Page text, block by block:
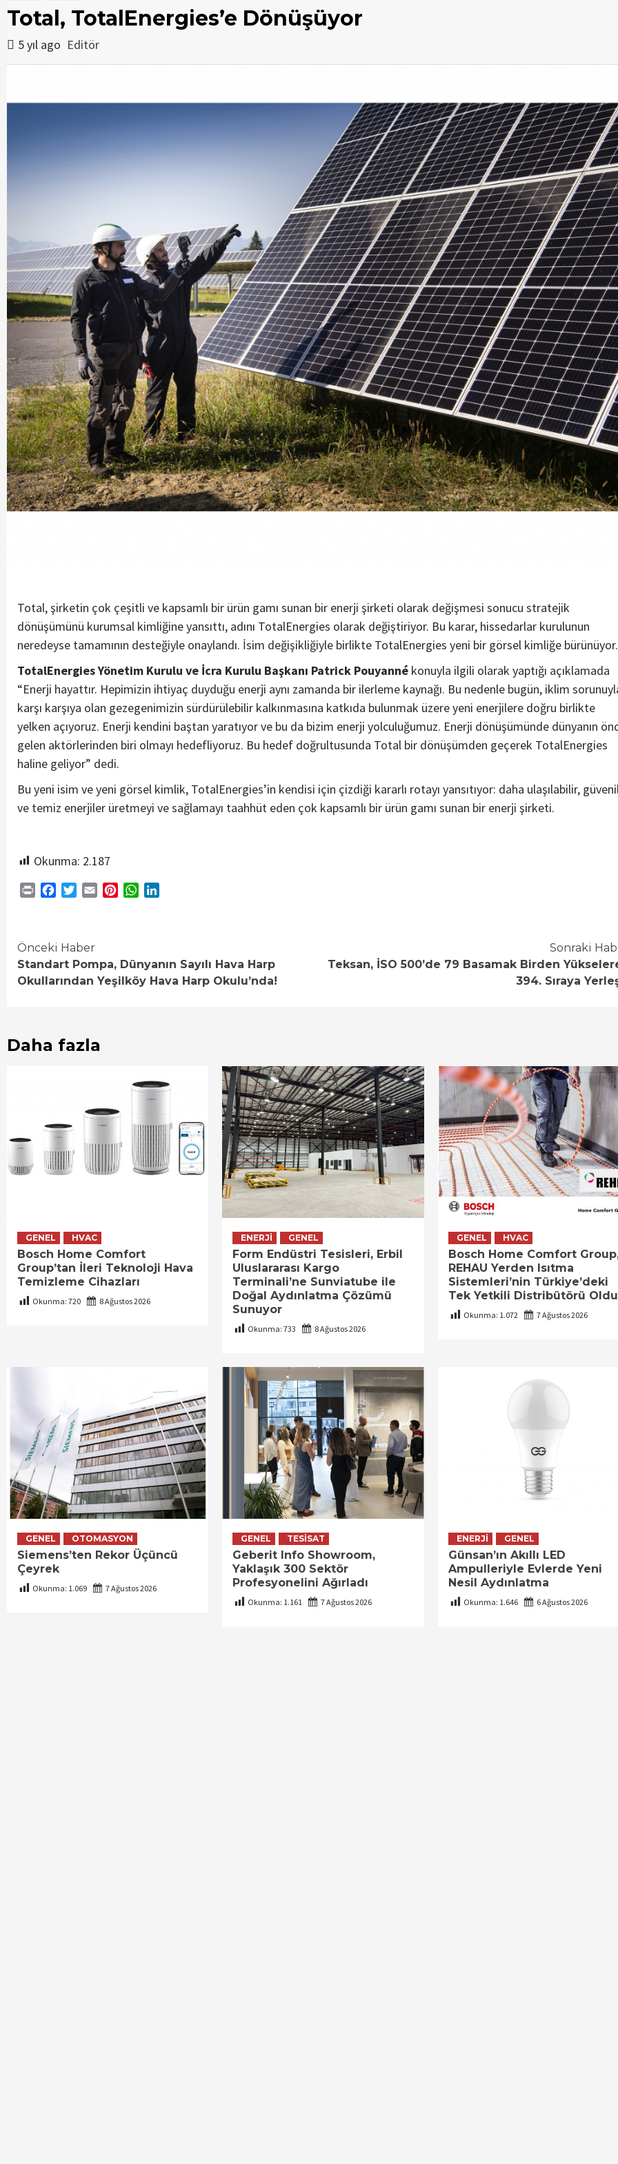
Total, TotalEnergies’e Dönüşüyor
5 yıl ago Editör
Total, şirketin çok çeşitli ve kapsamlı bir ürün gamı sunan bir enerji şirketi olarak değişmesi sonucu stratejik
dönüşümünü kurumsal kimliğine yansıttı, adını TotalEnergies olarak değiştiriyor. Bu karar, hissedarlar kurulunun
neredeyse tamamının desteğiyle onaylandı. İsim değişikliğiyle birlikte TotalEnergies yeni bir görsel kimliğe bürünüyor.
TotalEnergies Yönetim Kurulu ve İcra Kurulu Başkanı Patrick Pouyanné konuyla ilgili olarak yaptığı açıklamada
“Enerji hayattır. Hepimizin ihtiyaç duyduğu enerji aynı zamanda bir ilerleme kaynağı. Bu nedenle bugün, iklim
karşı karşıya olan gezegenimizin sürdürülebilir kalkınmasına katkıda bulunmak üzere yeni enerjilere doğru birlikte
yelken açıyoruz. Enerji kendini baştan yaratıyor ve bu da bizim enerji yolculuğumuz. Enerji dönüşümünde dünyanın
gelen aktörlerinden biri olmayı hedefliyoruz. Bu hedef doğrultusunda Total bir dönüşümden geçerek TotalEnergies
haline geliyor” dedi.
Bu yeni isim ve yeni görsel kimlik, TotalEnergies’in kendisi için çizdiği kararlı rotayı yansıtıyor: daha ulaşılabilir,
ve temiz enerjiler üretmeyi ve sağlamayı taahhüt eden çok kapsamlı bir ürün gamı sunan bir enerji şirketi.
Okunma: 2.187
Print FacebookTwitterEmail PinterestWhatsApp
Continue
Reading
Önceki Haber
Standart Pompa, Dünyanın Sayılı Hava Harp
Okullarından Yeşilköy Hava Harp Okulu’nda!
Sonraki
Teksan, İSO 500’de 79 Basamak Birden
394. Sıraya
Daha fazla
GENEL HVAC
Bosch Home Comfort
Group’tan İleri Teknoloji Hava
Temizleme Cihazları
Okunma: 720 8 Ağustos 2026
ENERJI GENEL
Form Endüstri Tesisleri, Erbil
Uluslararası Kargo
Terminali’ne Sunviatube ile
Doğal Aydınlatma Çözümü
Sunuyor
Okunma:733 8 Ağustos 2026
GENEL HVAC
Bosch Home Comfort
REHAU Yerden Isıtma
Sistemleri’nin Türkiye’deki
Tek Yetkili Distribütörü Oldu
Okunma: 1.072 7 Ağustos 2026
GENEL OTOMASYON
Siemens’ten Rekor Üçüncü
Çeyrek
Okunma: 1.069 7 Ağustos 2026
GENEL TESISAT
Geberit Info Showroom,
Yaklaşık 300 Sektör
Profesyonelini Ağırladı
Okunma: 1.161 7 Ağustos 2026
ENERJI GENEL
Günsan’ın Akıllı LED
Ampulleriyle Evlerde Yeni
Nesil Aydınlatma
Okunma: 1.646 6 Ağustos 2026